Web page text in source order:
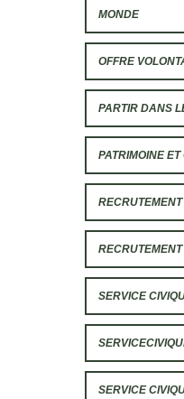
MONDE
OFFRE
PARTIR DANS
PATRIMOINE ET
RECRUTEMENT
SERVICE
SERVICE